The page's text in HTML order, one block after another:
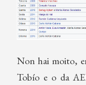
Non hai moito,
Tobío e o da